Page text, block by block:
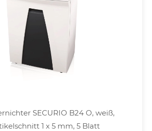
SECURIO B24 O, weiß,
1 x 5 mm, 5 Blatt